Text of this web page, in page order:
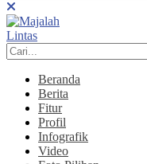
Beranda
Berita
Fitur
Profil
Infografik
Video